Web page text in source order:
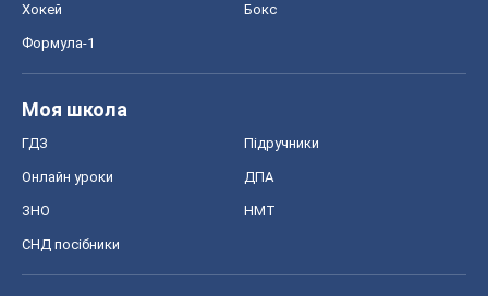
Хокей Бокс
Формула-1
Моя школа
ГДЗ Підручники
Онлайн уроки ДПА
ЗНО НМТ
СНД посібники